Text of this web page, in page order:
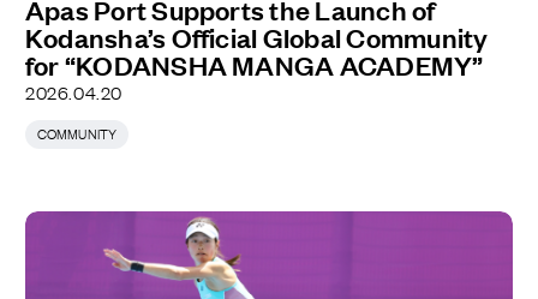
Apas Port Supports the Launch of
Kodansha’s Official Global Community
for “KODANSHA MANGA ACADEMY”
2026.04.20
COMMUNITY